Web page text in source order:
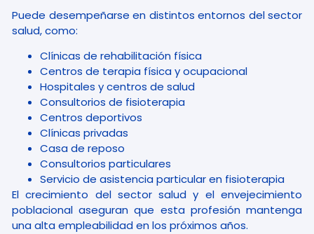
Puede desempeñarse en distintos entornos del sector
salud, como:
Clínicas de rehabilitación física
Centros de terapia física y ocupacional
Hospitales y centros de salud
Consultorios de fisioterapia
Centros deportivos
Clínicas privadas
Casa de reposo
Consultorios particulares
Servicio de asistencia particular en fisioterapia
El crecimiento del sector salud y el envejecimiento
poblacional aseguran que esta profesión mantenga
una alta empleabilidad en los próximos años.